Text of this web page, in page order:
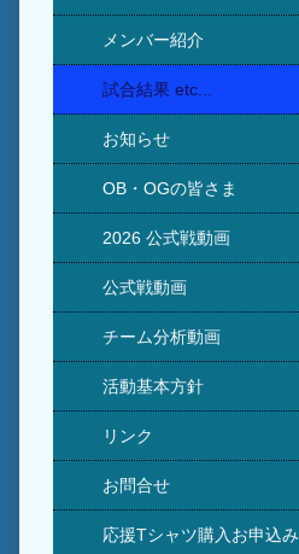
メンバー紹介
試合結果 etc...
お知らせ
OB・OGの皆さま
2026 公式戦動画
公式戦動画
チーム分析動画
活動基本方針
リンク
お問合せ
応援Tシャツ購入お申込み